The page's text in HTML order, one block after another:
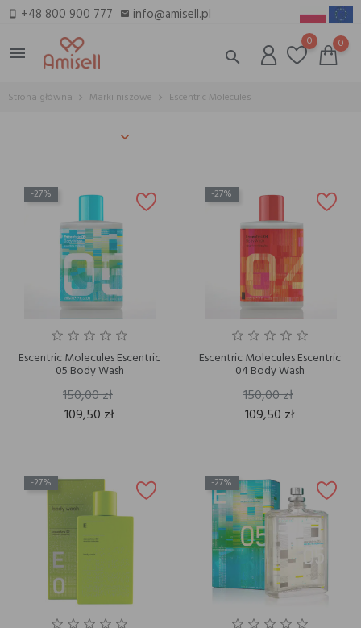
smartphone +48 800 900 777 email info@amisell.pl
menu
search
0 0
Strona główna Marki niszowe Escentric Molecules
-27%
Escentric Molecules Escentric
05 Body Wash
150,00 zł
109,50 zł
-27%
Escentric Molecules Escentric
04 Body Wash
150,00 zł
109,50 zł
-27% -27%